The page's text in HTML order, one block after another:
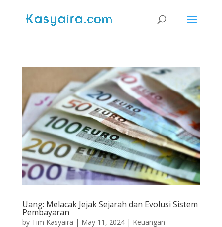
Uang: Melacak Jejak Sejarah dan Evolusi Sistem
Pembayaran
by Tim Kasyaira | May 11, 2024| Keuangan